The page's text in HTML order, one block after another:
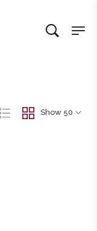
Show 50